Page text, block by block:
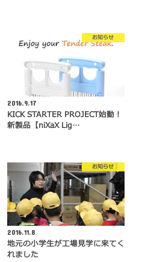
お知らせ
2016.9.17
KICK STARTER PROJECT始動！
新製品【niXaX Lig…
お知らせ
2016.11.8
地元の小学生が工場見学に来てく
れました